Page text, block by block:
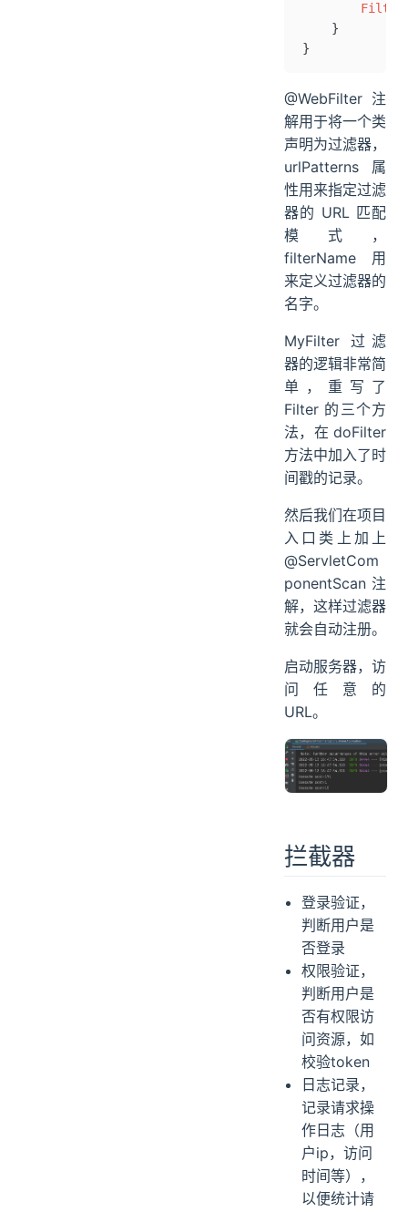
        Filter
    }
}
@WebFilter 注
解用于将一个类
声明为过滤器，
urlPatterns 属
性用来指定过滤
器的 URL 匹配
模式，
filterName 用
来定义过滤器的
名字。
MyFilter 过滤
器的逻辑非常简
单，重写了
Filter 的三个方
法，在 doFilter
方法中加入了时
间戳的记录。
然后我们在项目
入口类上加上
@ServletCom
ponentScan 注
解，这样过滤器
就会自动注册。
启动服务器，访
问任意的
URL。
拦截器
登录验证，
判断用户是
否登录
权限验证，
判断用户是
否有权限访
问资源，如
校验token
日志记录，
记录请求操
作日志（用
户ip，访问
时间等），
以便统计请